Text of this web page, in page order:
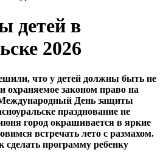
детей в
2026
что у детей должны быть не
охраняемое законом право на
День защиты
празднование не
город окрашивается в яркие
встречать лето с размахом.
сделать программу ребенку